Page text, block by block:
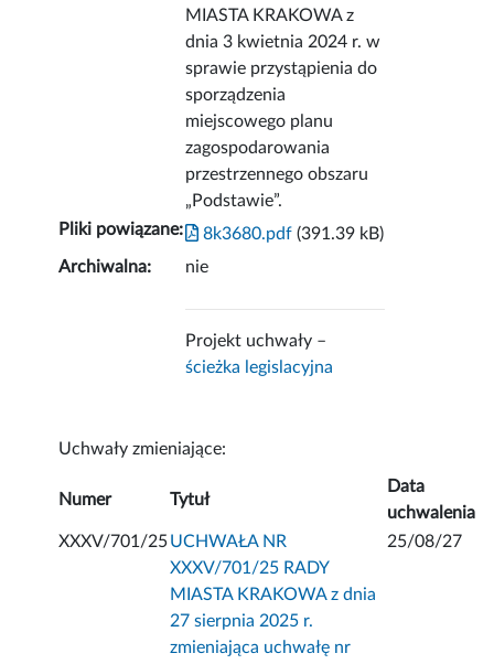
MIASTA KRAKOWA z
dnia 3 kwietnia 2024 r. w
sprawie przystąpienia do
sporządzenia
miejscowego planu
zagospodarowania
przestrzennego obszaru
„Podstawie”.
Pliki powiązane: 8k3680.pdf (391.39 kB)
Archiwalna:
nie
Projekt uchwały –
ścieżka legislacyjna
Uchwały zmieniające:
Numer Tytuł
Data
uchwalenia
XXXV/701/25UCHWAŁA NR
XXXV/701/25 RADY
MIASTA KRAKOWA z dnia
27 sierpnia 2025 r.
zmieniająca uchwałę nr
25/08/27